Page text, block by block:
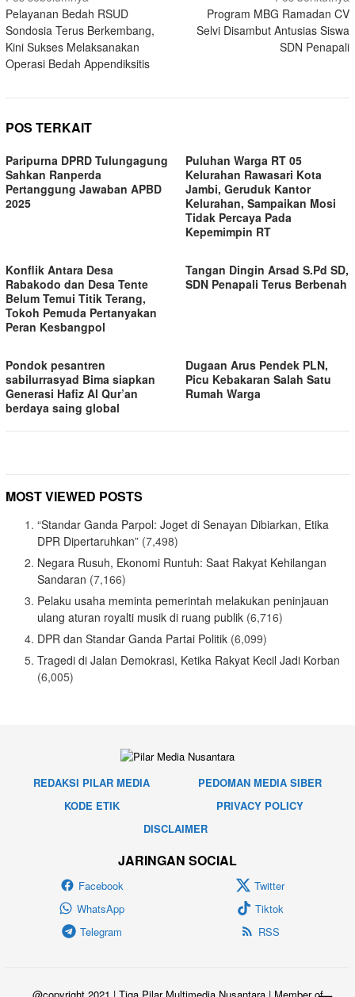
pos
Pelayanan Bedah RSUD
Sondosia Terus Berkembang,
Kini Sukses Melaksanakan
Operasi Bedah Appendiksitis
Program MBG Ramadan CV
Selvi Disambut Antusias Siswa
SDN Penapali
POS TERKAIT
Paripurna DPRD Tulungagung
Sahkan Ranperda
Pertanggung Jawaban APBD
2025
Puluhan Warga RT 05
Kelurahan Rawasari Kota
Jambi, Geruduk Kantor
Kelurahan, Sampaikan Mosi
Tidak Percaya Pada
Kepemimpin RT
Konflik Antara Desa
Rabakodo dan Desa Tente
Belum Temui Titik Terang,
Tokoh Pemuda Pertanyakan
Peran Kesbangpol
Tangan Dingin Arsad S.Pd SD,
SDN Penapali Terus Berbenah
Pondok pesantren
sabilurrasyad Bima siapkan
Generasi Hafiz Al Qur’an
berdaya saing global
Dugaan Arus Pendek PLN,
Picu Kebakaran Salah Satu
Rumah Warga
MOST VIEWED POSTS
“Standar Ganda Parpol: Joget di Senayan Dibiarkan, Etika
DPR Dipertaruhkan” (7,498)
Negara Rusuh, Ekonomi Runtuh: Saat Rakyat Kehilangan
Sandaran (7,166)
Pelaku usaha meminta pemerintah melakukan peninjauan
ulang aturan royalti musik di ruang publik (6,716)
DPR dan Standar Ganda Partai Politik (6,099)
Tragedi di Jalan Demokrasi, Ketika Rakyat Kecil Jadi Korban
(6,005)
REDAKSI PILAR MEDIA
PEDOMAN MEDIA SIBER
KODE ETIK
PRIVACY POLICY
DISCLAIMER
JARINGAN SOCIAL
Facebook
Twitter
WhatsApp
Tiktok
Telegram
RSS